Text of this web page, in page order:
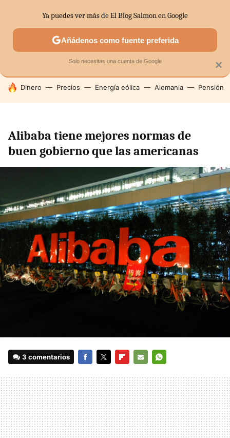
SECTORES ECONOMÍA DOMÉSTICA MERCADOS
HOY SE HABLA DE
Dinero Precios Energía eólica Alemania Pensión
Alibaba tiene mejores normas de
buen gobierno que las americanas
3 comentarios
MAIL
×
Ya puedes ver más de El Blog Salmon en Google
Añádenos como fuente preferida
Solo necesitas una cuenta de Google